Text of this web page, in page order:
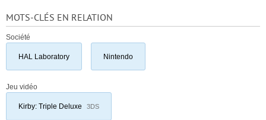
MOTS-CLÉS EN RELATION
Société
HAL Laboratory Nintendo
Jeu vidéo
Kirby: Triple Deluxe 3DS